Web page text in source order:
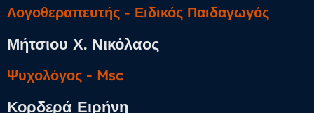
Λογοθεραπευτής - Ειδικός Παιδαγωγός
Μήτσιου Χ. Νικόλαος
Ψυχολόγος​ - Msc
Κορδερά Ειρήνη